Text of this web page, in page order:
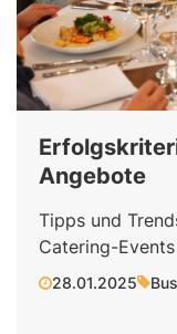
Angebote
Tipps und
Catering-
28.01.2025